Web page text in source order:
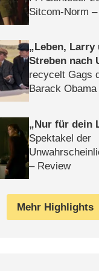
Sitcom-Norm
Leben, Larry
Streben nach
recycelt Gags
Barack
Nur für dein
Spektakel der
– Review
Mehr Highlights